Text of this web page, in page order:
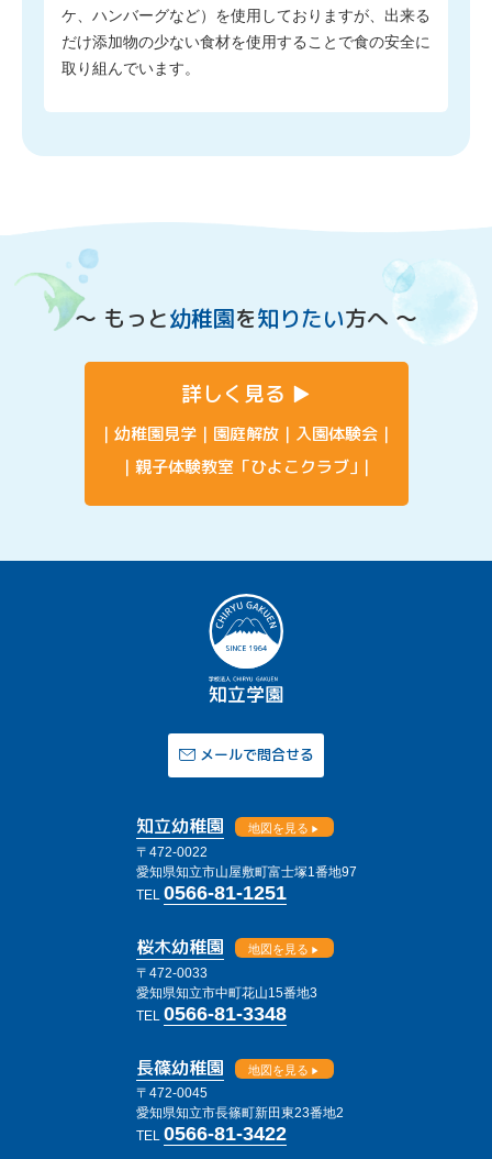
ケ、ハンバーグなど）を使用しておりますが、出来る
だけ添加物の少ない食材を使用することで食の安全に
取り組んでいます。
〜 もっと幼稚園を知りたい方へ 〜
詳しく見る
幼稚園見学 園庭解放
入園体験会
親子体験教室「ひよこクラブ」
メールで問合せる
知立幼稚園 地図を見る
〒472-0022
愛知県知立市山屋敷町富士塚1番地97
TEL 0566-81-1251
桜木幼稚園 地図を見る
〒472-0033
愛知県知立市中町花山15番地3
TEL 0566-81-3348
長篠幼稚園 地図を見る
〒472-0045
愛知県知立市長篠町新田東23番地2
TEL 0566-81-3422